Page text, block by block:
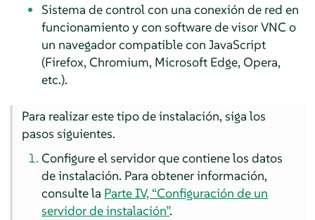
Sistema de control con una conexión de red en
funcionamiento y con software de visor VNC o
un navegador compatible con JavaScript
(Firefox, Chromium, Microsoft Edge, Opera,
etc.).
Para realizar este tipo de instalación, siga los
pasos siguientes.
Configure el servidor que contiene los datos
de instalación. Para obtener información,
consulte la Parte IV, “Configuración de un
servidor de instalación”.